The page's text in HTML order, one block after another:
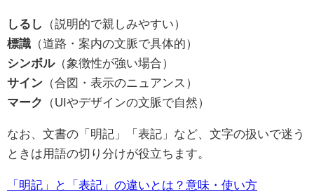
しるし
（説明的で親しみやすい）
標識 （道路・案内の文脈で具体的）
シンボル（象徴性が強い場合）
サイン （合図・表示のニュアンス）
マーク
（UIやデザインの文脈で自然）
なお、文書の「明記」「表記」など、文字の扱いで迷う
ときは用語の切り分けが役立ちます。
「明記」と「表記」の違いとは？意味・使い方